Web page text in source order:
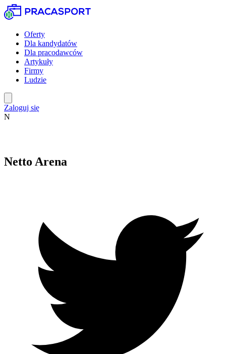
Oferty
Dla kandydatów
Dla pracodawców
Artykuły
Firmy
Ludzie
Zaloguj się
N
Netto Arena